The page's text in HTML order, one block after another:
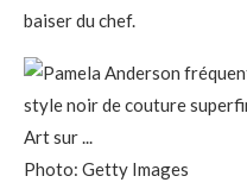
baiser du chef.
Photo: Getty Images